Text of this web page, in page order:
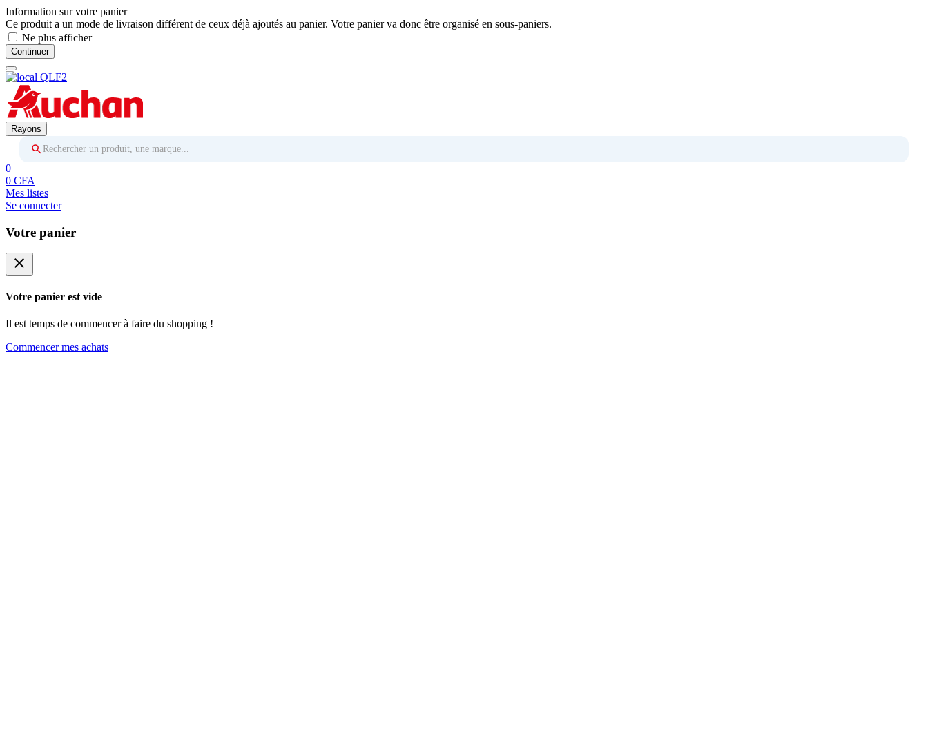
Information sur votre panier
Ce produit a un mode de livraison différent de ceux déjà ajoutés au panier. Votre panier va donc être organisé en sous-paniers.
Ne plus afficher
Continuer
Rayons
Rechercher un produit, une marque...
0
0 CFA
Mes listes
Se connecter
Votre panier
close
Votre panier est vide
Il est temps de commencer à faire du shopping !
Commencer mes achats